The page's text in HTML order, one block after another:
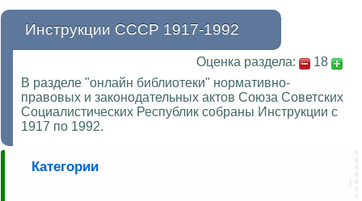
Инструкции СССР 1917-1992
Оценка раздела:
18
В разделе "онлайн библиотеки" нормативно-
правовых и законодательных актов Союза Советских
Социалистических Республик собраны Инструкции с
1917 по 1992.
Категории